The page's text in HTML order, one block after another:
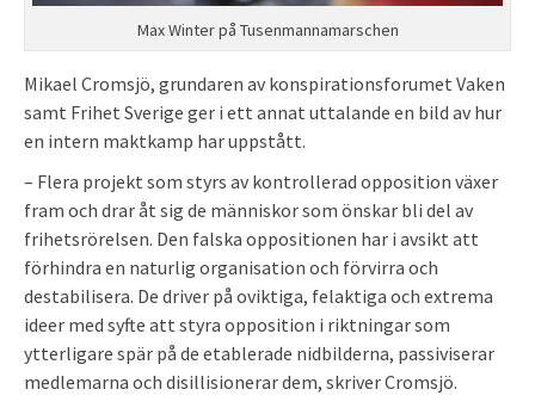
Max Winter på Tusenmannamarschen
Mikael Cromsjö, grundaren av konspirationsforumet Vaken
samt Frihet Sverige ger i ett annat uttalande en bild av hur
en intern maktkamp har uppstått.
– Flera projekt som styrs av kontrollerad opposition växer
fram och drar åt sig de människor som önskar bli del av
frihetsrörelsen. Den falska oppositionen har i avsikt att
förhindra en naturlig organisation och förvirra och
destabilisera. De driver på oviktiga, felaktiga och extrema
ideer med syfte att styra opposition i riktningar som
ytterligare spär på de etablerade nidbilderna, passiviserar
medlemarna och disillisionerar dem, skriver Cromsjö.